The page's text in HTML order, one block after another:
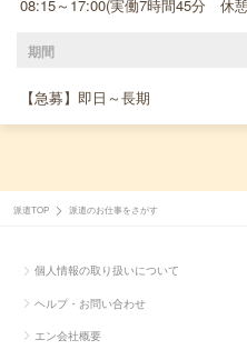
08:15～17:00(実働7時間45分 休
期間
【急募】即日～長期
派遣TOP 派遣のお仕事をさがす
個人情報の取り扱いについて
ヘルプ・お問い合わせ
エン会社概要